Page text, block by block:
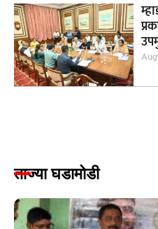
ताज्या घडामोडी